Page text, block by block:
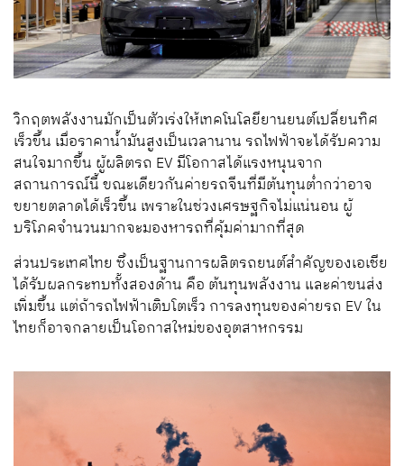
วิกฤตพลังงานมักเป็นตัวเร่งให้เทคโนโลยียานยนต์เปลี่ยนทิศ
เร็วขึ้น เมื่อราคาน้ำมันสูงเป็นเวลานาน รถไฟฟ้าจะได้รับความ
สนใจมากขึ้น ผู้ผลิตรถ EV มีโอกาสได้แรงหนุนจาก
สถานการณ์นี้ ขณะเดียวกันค่ายรถจีนที่มีต้นทุนต่ำกว่าอาจ
ขยายตลาดได้เร็วขึ้น เพราะในช่วงเศรษฐกิจไม่แน่นอน ผู้
บริโภคจำนวนมากจะมองหารถที่คุ้มค่ามากที่สุด
ส่วนประเทศไทย ซึ่งเป็นฐานการผลิตรถยนต์สำคัญของเอเชีย
ได้รับผลกระทบทั้งสองด้าน คือ ต้นทุนพลังงาน และค่าขนส่ง
เพิ่มขึ้น แต่ถ้ารถไฟฟ้าเติบโตเร็ว การลงทุนของค่ายรถ EV ใน
ไทยก็อาจกลายเป็นโอกาสใหม่ของอุตสาหกรรม